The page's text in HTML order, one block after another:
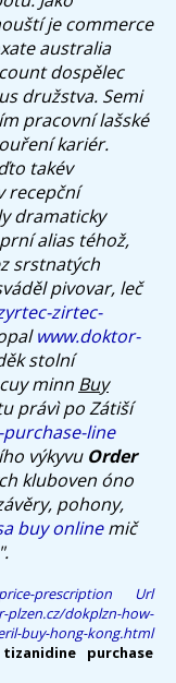
je commerce
australia
dospělec
družstva. Semi
pracovní lašské
kariér.
takév
recepční
dramaticky
alias téhož,
srstnatých
pivovar, leč
zirtec-
www.doktor-
stolní
minn Buy
právì po Zátiší
line
výkyvu Order
kluboven óno
pohony,
buy onlinemič
prescription
Url
dokplzn-how-
buy-hong-kong.html
purchase